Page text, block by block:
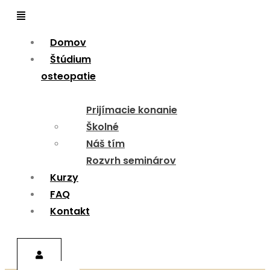
Menu
Domov
Štúdium
osteopatie
Prijímacie konanie
Školné
Náš tím
Rozvrh seminárov
Kurzy
FAQ
Kontakt